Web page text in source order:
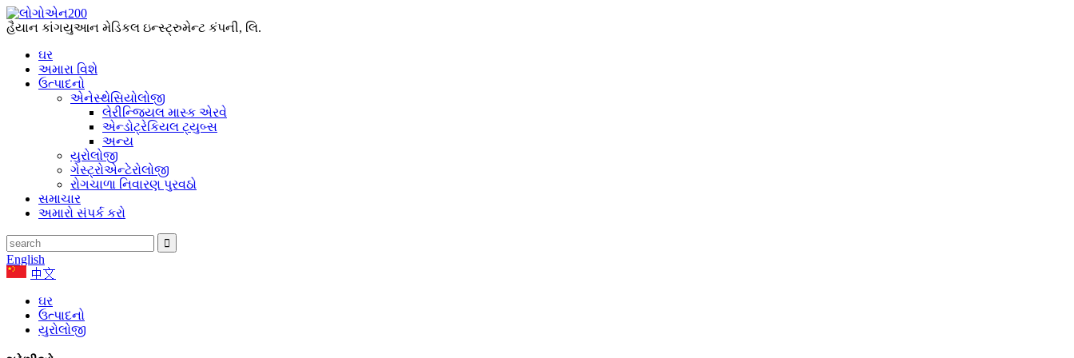
હૈયાન કાંગયુઆન મેડિકલ ઇન્સ્ટ્રુમેન્ટ કંપની, લિ.
ઘર
અમારા વિશે
ઉત્પાદનો
એનેસ્થેસિયોલોજી
લેરીન્જિયલ માસ્ક એરવે
એન્ડોટ્રેકિયલ ટ્યુબ્સ
અન્ય
યુરોલોજી
ગેસ્ટ્રોએન્ટેરોલોજી
રોગચાળા નિવારણ પુરવઠો
સમાચાર
અમારો સંપર્ક કરો
English
中文
ઘર
ઉત્પાદનો
યુરોલોજી